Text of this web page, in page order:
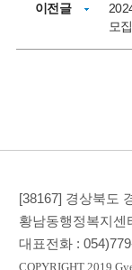
이전글
모
[38167] 경상북도
황남동행정복지센
대표전화 :
COPYRIGHT 2019